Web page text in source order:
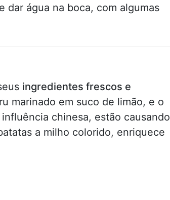
dar água na boca, com algumas
ingredientes frescos e
marinado em suco de limão, e o
chinesa, estão causando
a milho colorido, enriquece